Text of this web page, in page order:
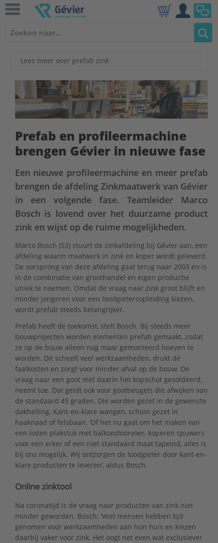
Lees meer over prefab zink
Prefab en profileermachine
brengen Gévier in nieuwe fase
Een nieuwe profileermachine en meer prefab
brengen de afdeling Zinkmaatwerk van Gévier
in een volgende fase. Teamleider Marco
Bosch is lovend over het duurzame product
zink en wijst op de ruime mogelijkheden.
Marco Bosch (53) stuurt de zinkafdeling bij Gévier aan, een
afdeling waarin maatwerk in zink en koper wordt geleverd.
De oorsprong van deze afdeling gaat terug naar 2003 en is
in de combinatie van groothandel en eigen productie
uniek te noemen. Omdat de vraag naar zink groot blijft en
minder jongeren voor een loodgietersopleiding kiezen,
wordt prefab steeds belangrijker.
Prefab heeft de toekomst, stelt Bosch. Bij steeds meer
bouwprojecten worden elementen prefab gemaakt, zodat
ze op de bouw alleen nog maar gemonteerd hoeven te
worden. Dit scheelt veel werkzaamheden, drukt de
faalkosten en zorgt voor minder afval op de bouw. De
vraag naar een goot met daarin het kopschot gesoldeerd,
neemt toe. Dat geldt ook voor gootbeugels die afwijken van
de standaard 45 graden. Die worden gezet in de gewenste
dakhelling. Kant-en-klare wangen, schuin gezet in
haaknaad of felsbaan. ‘Of het nu gaat om het maken van
een loden plakstuk met balkondoorvoer, koperen spuwers
voor een erker of een niet standaard maat tapeind, alles is
bij ons mogelijk. Wij ontzorgen de loodgieter door kant-en-
klare producten te leveren’, aldus Bosch.
Online zinktool
Na coronatijd is de vraag naar producten van zink niet
minder geworden. Bosch: ‘Veel mensen hebben tijd
genomen voor werkzaamheden aan hun huis en kiezen
daarbij vaker voor zink. Het oogt net even wat exclusiever